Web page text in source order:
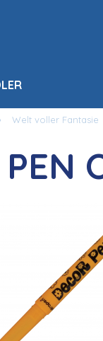
Welt voller Fantasie
PEN